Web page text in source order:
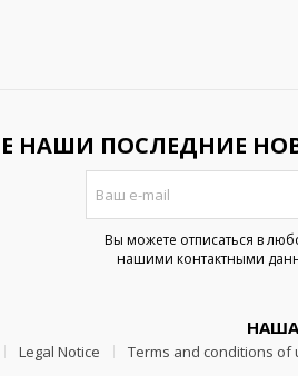
НАШИ ПОСЛЕДНИЕ
Вы можете отписаться в
нашими контактными
Legal Notice Terms and conditions of